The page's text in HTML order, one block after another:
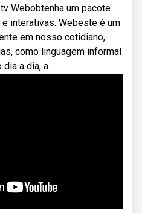
Webobtenha um pacote
interativas. Webeste é um
em nosso cotidiano,
como linguagem informal
a dia, a.